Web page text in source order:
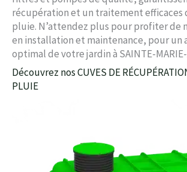
récupération et un traitement efficaces
pluie. N’attendez plus pour profiter de
en installation et maintenance, pour un
optimal de votre jardin à SAINTE-
Découvrez nos CUVES DE
PLUIE